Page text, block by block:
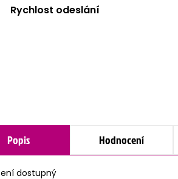
Rychlost odeslání
Popis Hodnocení
dostupný